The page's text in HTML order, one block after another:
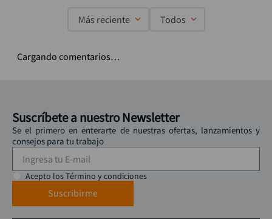
Más reciente Todos
Cargando comentarios…
Suscríbete a nuestro Newsletter
Se el primero en enterarte de nuestras ofertas, lanzamientos y
consejos para tu trabajo
Acepto los Término y condiciones
Suscribirme